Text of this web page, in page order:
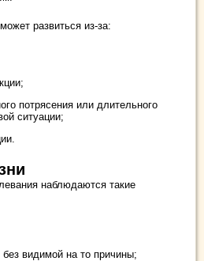
развиться из-за:
потрясения или длительного
ситуации;
наблюдаются такие
видимой на то причины;